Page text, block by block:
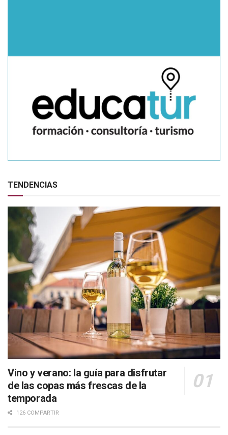
TENDENCIAS
Vino y verano: la guía para disfrutar
de las copas más frescas de la
temporada
126 COMPARTIR